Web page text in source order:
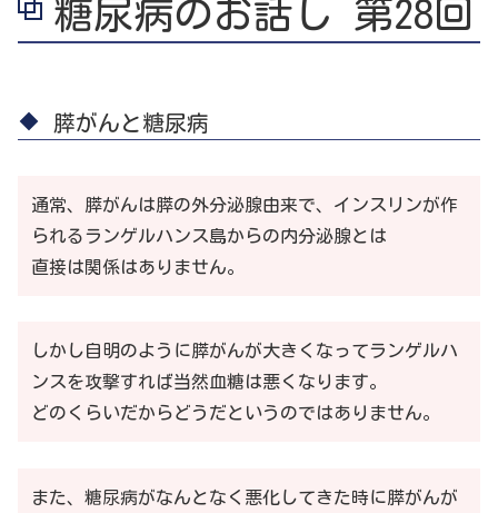
糖尿病のお話し 第28回
膵がんと糖尿病
通常、膵がんは膵の外分泌腺由来で、インスリンが作
られるランゲルハンス島からの内分泌腺とは
直接は関係はありません。
しかし自明のように膵がんが大きくなってランゲルハ
ンスを攻撃すれば当然血糖は悪くなります。
どのくらいだからどうだというのではありません。
また、糖尿病がなんとなく悪化してきた時に膵がんが